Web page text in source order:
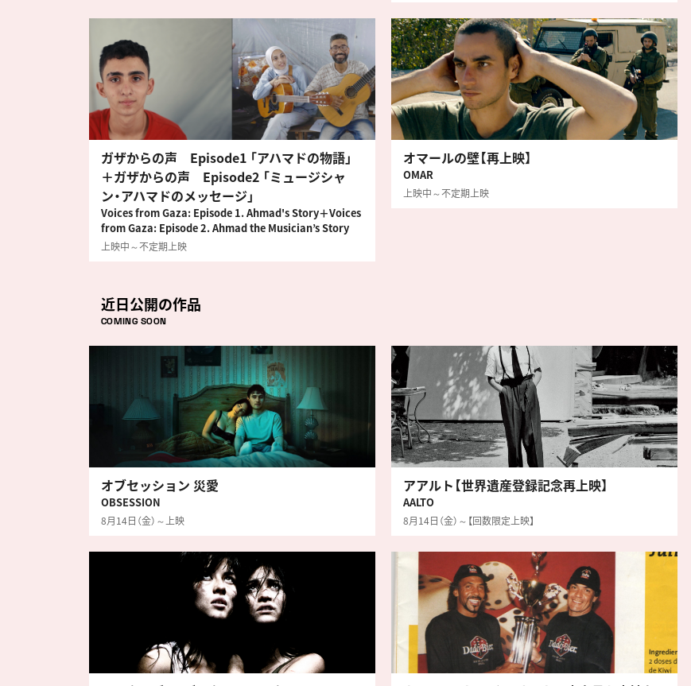
ガザからの声 Episode1 「アハマドの物語」
＋ガザからの声 Episode2 「ミュージシャ
ン・アハマドのメッセージ」
Voices from Gaza: Episode 1. Ahmad's Story＋Voices
from Gaza: Episode 2. Ahmad the Musician’s Story
上映中～不定期上映
オマールの壁【再上映】
OMAR
上映中～不定期上映
近日公開の作品
COMING SOON
オブセッション 災愛
OBSESSION
8月14日（金）～上映
アアルト【世界遺産登録記念再上映】
AALTO
8月14日（金）～【回数限定上映】